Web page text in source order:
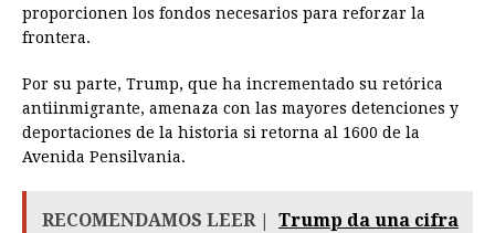
proporcionen los fondos necesarios para reforzar la
frontera.
Por su parte, Trump, que ha incrementado su retórica
antiinmigrante, amenaza con las mayores detenciones y
deportaciones de la historia si retorna al 1600 de la
Avenida Pensilvania.
RECOMENDAMOS LEER |
Trump da una cifra